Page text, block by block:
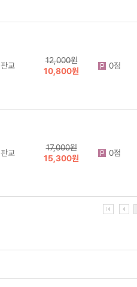
판교
12,000원
10,800원
0점
판교
17,000원
15,300원
0점